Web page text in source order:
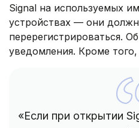
Signal на используемых
устройствах — они
перерегистрироваться.
уведомления. Кроме того,
«Если при открытии